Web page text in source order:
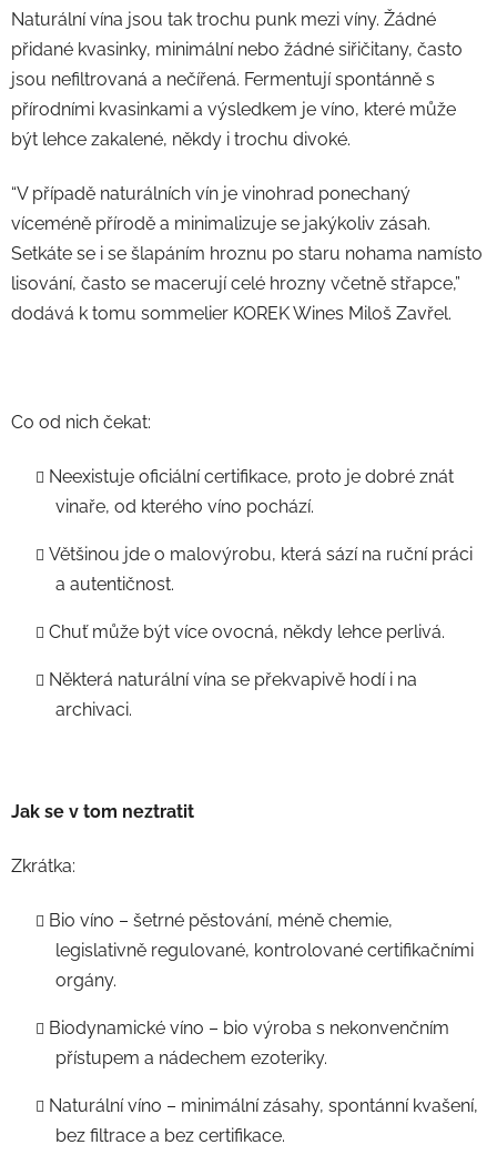
Naturální vína jsou tak trochu punk mezi víny. Žádné
přidané kvasinky, minimální nebo žádné siřičitany, často
jsou nefiltrovaná a nečířená. Fermentují spontánně s
přírodními kvasinkami a výsledkem je víno, které může
být lehce zakalené, někdy i trochu divoké.
“V případě naturálních vín je vinohrad ponechaný
víceméně přírodě a minimalizuje se jakýkoliv zásah.
Setkáte se i se šlapáním hroznu po staru nohama namísto
lisování, často se macerují celé hrozny včetně střapce,”
dodává k tomu sommelier KOREK Wines Miloš Zavřel.
Co od nich čekat:
Neexistuje oficiální certifikace, proto je dobré znát
vinaře, od kterého víno pochází.
Většinou jde o malovýrobu, která sází na ruční práci
a autentičnost.
Chuť může být více ovocná, někdy lehce perlivá.
Některá naturální vína se překvapivě hodí i na
archivaci.
Jak se v tom neztratit
Zkrátka:
Bio víno – šetrné pěstování, méně chemie,
legislativně regulované, kontrolované certifikačními
orgány.
Biodynamické víno – bio výroba s nekonvenčním
přístupem a nádechem ezoteriky.
Naturální víno – minimální zásahy, spontánní kvašení,
bez filtrace a bez certifikace.